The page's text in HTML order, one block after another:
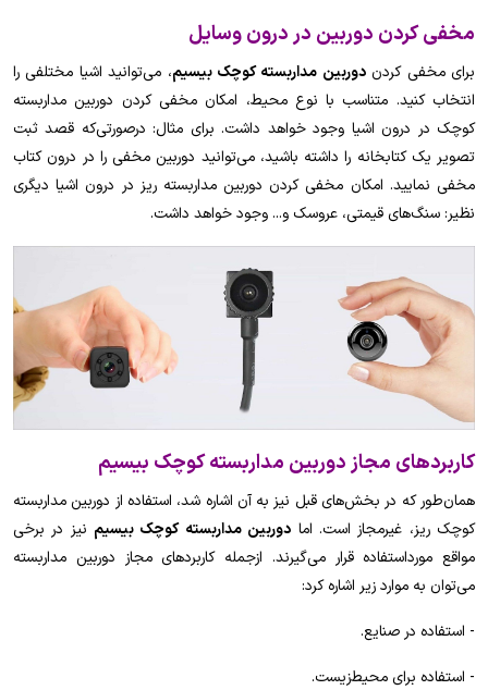
مخفی کردن دوربین در درون وسایل
برای مخفی کردندوربین مداربسته کوچک بیسیم، می‌توانید اشیا مختلفی را
انتخاب کنید. متناسب با نوع محیط، امکان مخفی کردن دوربین مداربسته
کوچک در درون اشیا وجود خواهد داشت. برای مثال: درصورتی‌که قصد ثبت
تصویر یک کتابخانه را داشته باشید، می‌توانید دوربین مخفی را در درون کتاب
مخفی نمایید. امکان مخفی کردن دوربین مداربسته ریز در درون اشیا دیگری
نظیر: سنگ‌های قیمتی، عروسک و... وجود خواهد داشت.
کاربردهای مجاز دوربین مداربسته کوچک بیسیم
همان‌طور که در بخش‌های قبل نیز به آن اشاره شد، استفاده از دوربین مداربسته
کوچک ریز، غیرمجاز است. اما دوربین مداربسته کوچک بیسیم نیز در برخی
مواقع مورداستفاده قرار می‌گیرند. ازجمله کاربردهای مجاز دوربین مداربسته
می‌توان به موارد زیر اشاره کرد:
- استفاده در صنایع.
- استفاده برای محیط‌زیست.